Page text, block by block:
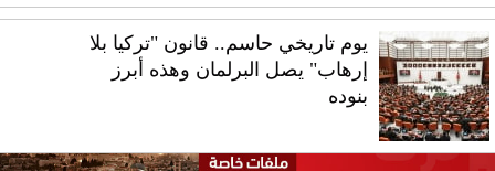
يوم تاريخي حاسم.. قانون "تركيا بلا
إرهاب" يصل البرلمان وهذه أبرز
بنوده